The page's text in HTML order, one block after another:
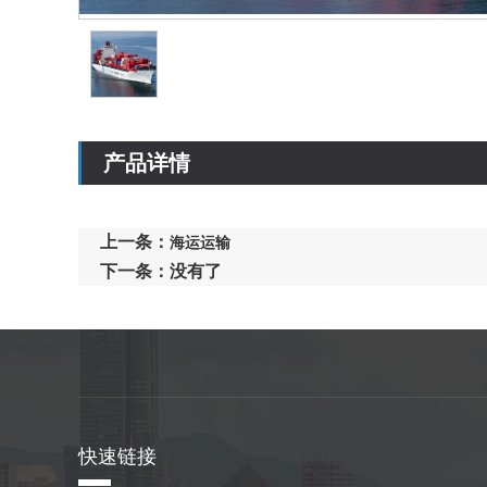
产品详情
上一条： 海运运输
下一条：没有了
快速链接